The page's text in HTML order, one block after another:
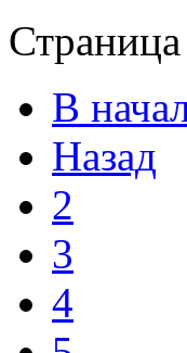
В
Назад
2
3
4